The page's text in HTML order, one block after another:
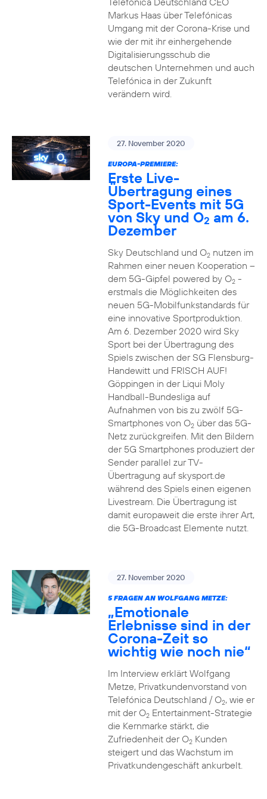
Markus Haas über Telefónicas
Umgang mit der Corona-Krise und
wie der mit ihr einhergehende
Digitalisierungsschub die
deutschen Unternehmen und auch
Telefónica in der Zukunft
verändern wird.
27. November 2020
EUROPA-PREMIERE:
Erste Live-
Übertragung eines
Sport-Events mit 5G
von Sky und O2 am 6.
Dezember
Sky Deutschland und O2nutzen im
Rahmen einer neuen Kooperation –
dem 5G-Gipfel powered by O2-
erstmals die Möglichkeiten des
neuen 5G-Mobilfunkstandards für
eine innovative Sportproduktion.
Am 6. Dezember 2020 wird Sky
Sport bei der Übertragung des
Spiels zwischen der SG Flensburg-
Handewitt und FRISCH AUF!
Göppingen in der Liqui Moly
Handball-Bundesliga auf
Aufnahmen von bis zu zwölf 5G-
Smartphones von O2über das 5G-
Netz zurückgreifen. Mit den Bildern
der 5G Smartphones produziert der
Sender parallel zur TV-
Übertragung auf skysport.de
während des Spiels einen eigenen
Livestream. Die Übertragung ist
damit europaweit die erste ihrer Art,
die 5G-Broadcast Elemente nutzt.
27. November 2020
5 FRAGEN AN WOLFGANG METZE:
„Emotionale
Erlebnisse sind in der
Corona-Zeit so
wichtig wie noch nie“
Im Interview erklärt Wolfgang
Metze, Privatkundenvorstand von
Telefónica Deutschland / O2, wie er
mit der O2Entertainment-Strategie
die Kernmarke stärkt, die
Zufriedenheit der O2Kunden
steigert und das Wachstum im
Privatkundengeschäft ankurbelt.